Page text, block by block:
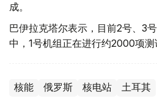
成。
巴伊拉克塔尔表示，目前2号、3
中，1号机组正在进行约2000项测
核能 俄罗斯 核电站 土耳其